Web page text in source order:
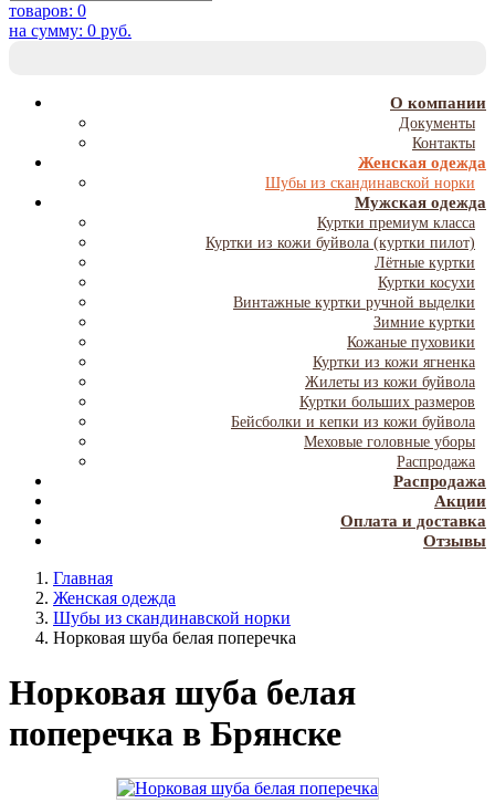
товаров: 0
на сумму: 0 руб.
О компании
Документы
Контакты
Женская одежда
Шубы из скандинавской норки
Мужская одежда
Куртки премиум класса
Куртки из кожи буйвола (куртки пилот)
Лётные куртки
Куртки косухи
Винтажные куртки ручной выделки
Зимние куртки
Кожаные пуховики
Куртки из кожи ягненка
Жилеты из кожи буйвола
Куртки больших размеров
Бейсболки и кепки из кожи буйвола
Меховые головные уборы
Распродажа
Распродажа
Акции
Оплата и доставка
Отзывы
Главная
Женская одежда
Шубы из скандинавской норки
Норковая шуба белая поперечка
Норковая шуба белая
поперечка в Брянске